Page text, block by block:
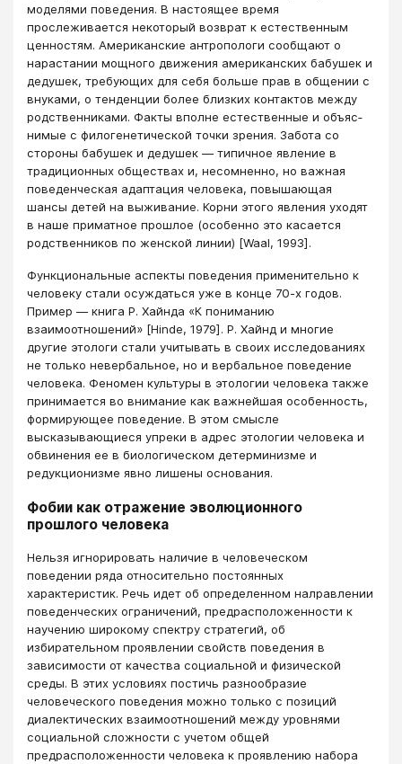
моделями поведения. В настоящее время
прослеживается некоторый возврат к естественным
ценностям. Американские антропологи сообщают о
нарастании мощного движения американских бабушек и
дедушек, требующих для себя больше прав в общении с
внуками, о тенденции более близких контактов между
родственниками. Факты вполне естественные и объяс­
нимые с филогенетической точки зрения. Забота со
стороны бабушек и дедушек — типичное явление в
традиционных обществах и, несомненно, но важная
поведенческая адаптация человека, повышающая
шансы детей на выживание. Корни этого явления уходят
в наше приматное прошлое (особенно это касается
родственников по женской линии) [Waal, 1993].
Функциональные аспекты поведения применительно к
человеку стали осуждаться уже в конце 70-х годов.
Пример — книга Р. Хайнда «К пониманию
взаимоотношений» [Hinde, 1979]. Р. Хайнд и многие
другие этологи стали учитывать в своих исследованиях
не только невербальное, но и вербальное поведение
человека. Феномен культуры в этологии человека также
принимается во внимание как важнейшая особенность,
формирующее поведение. В этом смысле
высказывающиеся упреки в адрес этологии человека и
обвинения ее в биологическом детерминизме и
редукционизме явно лишены основания.
Фобии как отражение эволюционного
прошлого человека
Нельзя игнорировать наличие в человеческом
поведении ряда относительно постоянных
характеристик. Речь идет об определенном налравлении
поведенческих ограничений, предрасположенности к
научению широкому спектру стратегий, об
избирательном проявлении свойств поведения в
зависимости от качества социальной и физической
среды. В этих условиях постичь разнообразие
человеческого поведения можно только с позиций
диалектических взаимоотношений между уровнями
социaльной сложности с учетом общей
предрасположенности человека к проявлению набора